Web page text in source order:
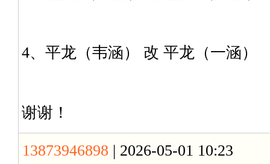
4、平龙（韦涵） 改 平龙（一涵）
谢谢！
13873946898 | 2026-05-01 10:23